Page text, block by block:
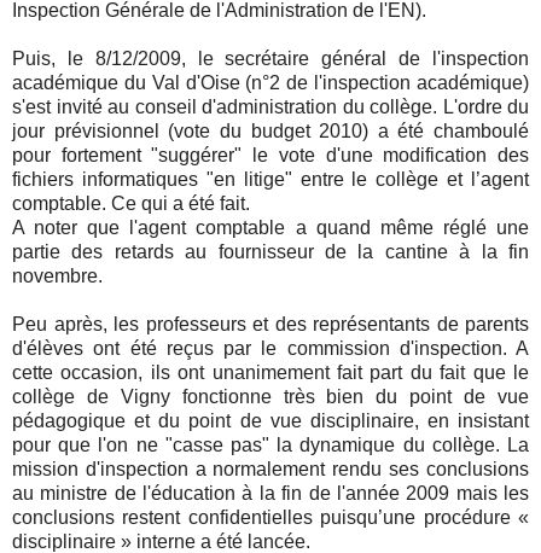
Inspection Générale de l'Administration de l'EN).
Puis, le 8/12/2009, le secrétaire général de l'inspection
académique du Val d'Oise (n°2 de l'inspection académique)
s'est invité au conseil d'administration du collège. L'ordre du
jour prévisionnel (vote du budget 2010) a été chamboulé
pour fortement "suggérer" le vote d'une modification des
fichiers informatiques "en litige" entre le collège et l’agent
comptable. Ce qui a été fait.
A noter que l'agent comptable a quand même réglé une
partie des retards au fournisseur de la cantine à la fin
novembre.
Peu après, les professeurs et des représentants de parents
d'élèves ont été reçus par le commission d'inspection. A
cette occasion, ils ont unanimement fait part du fait que le
collège de Vigny fonctionne très bien du point de vue
pédagogique et du point de vue disciplinaire, en insistant
pour que l'on ne "casse pas" la dynamique du collège. La
mission d'inspection a normalement rendu ses conclusions
au ministre de l'éducation à la fin de l'année 2009 mais les
conclusions restent confidentielles puisqu’une procédure «
disciplinaire » interne a été lancée.